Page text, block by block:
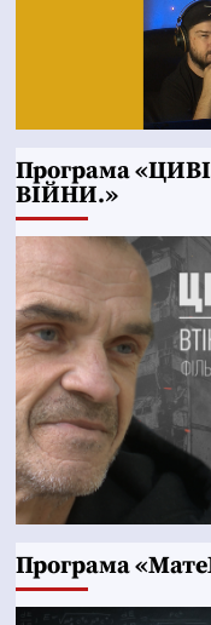
Програма
ВІЙНИ.»
Програма